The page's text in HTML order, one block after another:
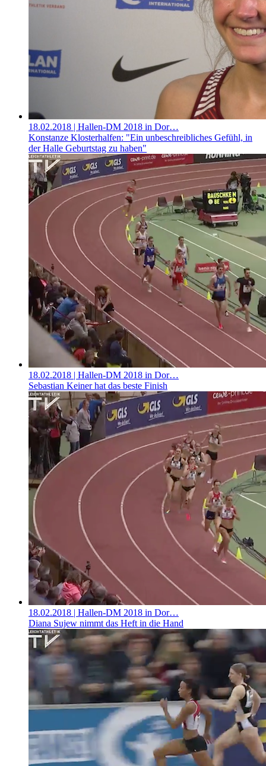
18.02.2018 | Hallen-DM 2018 in Dor…
Konstanze Klosterhalfen: "Ein unbeschreibliches Gefühl, in
der Halle Geburtstag zu haben"
18.02.2018 | Hallen-DM 2018 in Dor…
Sebastian Keiner hat das beste Finish
18.02.2018 | Hallen-DM 2018 in Dor…
Diana Sujew nimmt das Heft in die Hand